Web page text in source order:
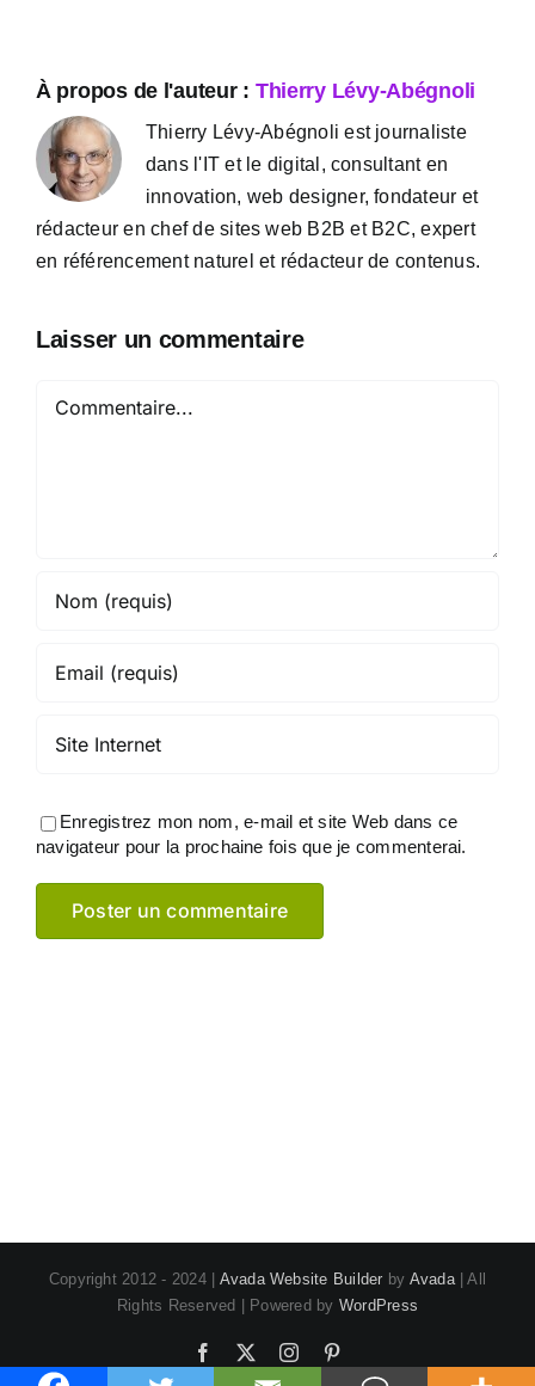
À propos de l'auteur : Thierry Lévy-Abégnoli
Thierry Lévy-Abégnoli est journaliste
dans l'IT et le digital, consultant en
innovation, web designer, fondateur et
rédacteur en chef de sites web B2B et B2C, expert
en référencement naturel et rédacteur de contenus.
Laisser un commentaire
Enregistrez mon nom, e-mail et site Web dans ce
navigateur pour la prochaine fois que je commenterai.
Copyright 2012 - 2024 | Avada Website Builder by Avada| All
Rights Reserved | Powered by WordPress
Facebook Instagram